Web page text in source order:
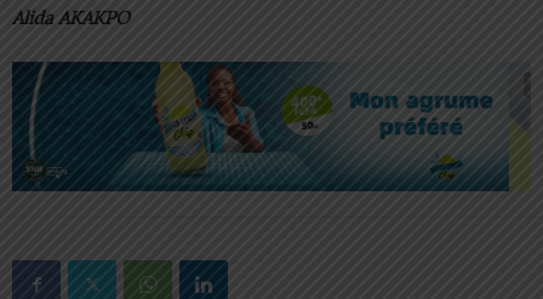
Alida AKAKPO